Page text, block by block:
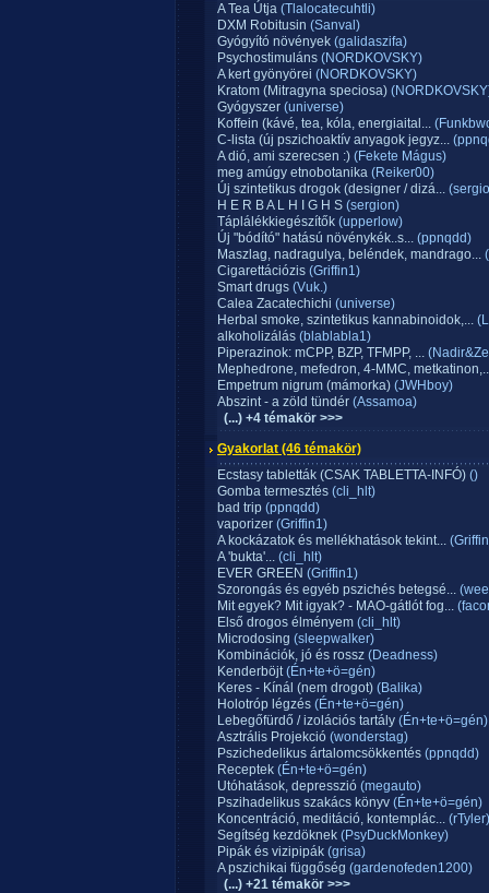
A Tea Útja (Tlalocatecuhtli)
DXM Robitusin (Sanval)
Gyógyító növények (galidaszifa)
Psychostimuláns (NORDKOVSKY)
A kert gyönyörei (NORDKOVSKY)
Kratom (Mitragyna speciosa)
Gyógyszer (universe)
Koffein (kávé, tea, kóla, energiaital...
C-lista (új pszichoaktív anyagok jegyz...
A dió, ami szerecsen :) (Fekete Mágus)
meg amúgy etnobotanika (Reiker00)
Új szintetikus drogok (designer / dizá...
H E R B A L H I G H S (sergion)
Táplálékkiegészítők (upperlow)
Új "bódító" hatású növénykék..s... (ppnqdd)
Maszlag, nadragulya, beléndek, mandrago...
Cigarettációzis (Griffin1)
Smart drugs (Vuk.)
Calea Zacatechichi (universe)
Herbal smoke, szintetikus kannabinoidok,...
alkoholizálás (blablabla1)
Piperazinok: mCPP, BZP, TFMPP, ...
Mephedrone, mefedron, 4-MMC,
Empetrum nigrum (mámorka) (JWHboy)
Abszint - a zöld tündér (Assamoa)
(...) +4 témakör >>>
Gyakorlat (46 témakör)
Ecstasy tabletták (CSAK TABLETTA-INFÓ) ()
Gomba termesztés (cli_hlt)
bad trip (ppnqdd)
vaporizer (Griffin1)
A kockázatok és mellékhatások tekint...
A 'bukta'... (cli_hlt)
EVER GREEN (Griffin1)
Szorongás és egyéb pszichés betegsé...
Mit egyek? Mit igyak? - MAO-gátlót fog...
Első drogos élményem (cli_hlt)
Microdosing (sleepwalker)
Kombinációk, jó és rossz (Deadness)
Kenderböjt(Én+te+ö=gén)
Keres - Kínál (nem drogot) (Balika)
Holotróp légzés (Én+te+ö=gén)
Lebegőfürdő / izolációs tartály (Én+te+ö=gén)
Asztrális Projekció (wonderstag)
Pszichedelikus ártalomcsökkentés (ppnqdd)
Receptek (Én+te+ö=gén)
Utóhatások, depresszió (megauto)
Pszihadelikus szakács könyv (Én+te+ö=gén)
Koncentráció, meditáció, kontemplác... (rTyler)
Segítség kezdöknek (PsyDuckMonkey)
Pipák és vizipipák (grisa)
A pszichikai függőség (gardenofeden1200)
(...) +21 témakör >>>